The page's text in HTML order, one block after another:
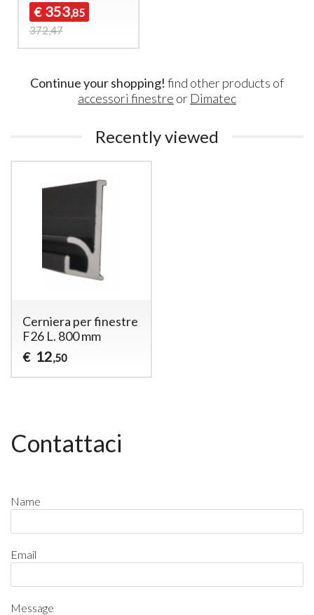
€ 353,85
372,47
Continue your shopping! find other products of
accessori finestre or Dimatec
Recently viewed
Cerniera per finestre
F26 L. 800 mm
€ 12,50
Contattaci
Name
Email
Message